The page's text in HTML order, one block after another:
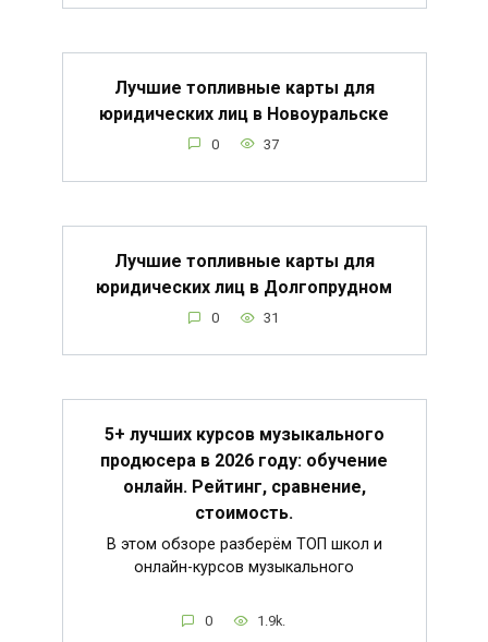
Лучшие топливные карты для
юридических лиц в Новоуральске
0 37
Лучшие топливные карты для
юридических лиц в Долгопрудном
0 31
5+ лучших курсов музыкального
продюсера в 2026 году: обучение
онлайн. Рейтинг, сравнение,
стоимость.
В этом обзоре разберём ТОП школ и
онлайн-курсов музыкального
0 1.9k.